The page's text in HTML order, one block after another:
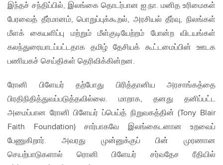
இந்தச் சந்திப்பில், இலங்கை தொடர்பான ஐ.நா. மனித உரிமைகள்
பேரவைத் தீர்மானம், பொறுப்புக்கூறல், அரசியல் தீர்வு, நிலங்கள்
மீளக் கையளிப்பு மற்றும் மீள்குடியேற்றம் போன்ற விடயங்கள்
கலந்துரையாடப்பட்டதாக தமிழ் தேசியக் கூட்டமைப்பின் ஊடக
பணியகச் செய்திகள் தெரிவிக்கின்றன.
ரோனி பிளேயர் தற்போது பிரித்தானிய அரசாங்கத்தை
பிரதிநிதித்துவப்படுத்தவில்லை. மாறாக, தனது தனிப்பட்ட
அமைப்பான ரோனி பிளேயர் ப்பெய்த் நிறுவகத்தின் (Tony Blair
Faith Foundation) சார்பாகவே இலங்கைடனான உறவைப்
பேணுகிறார். அவரது முன்னுக்குப் பின் முரணான
செயற்பாடுகளால் ரொனி பிளேயர் சர்வதேச ரீதியில்